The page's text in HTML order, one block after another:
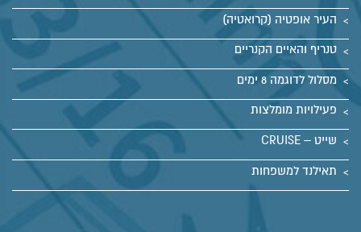
העיר אופטיה (קרואטיה)
טנריף והאיים הקנריים
מסלול לדוגמה 8 ימים
פעילויות מומלצות
שייט – CRUISE
תאילנד למשפחות